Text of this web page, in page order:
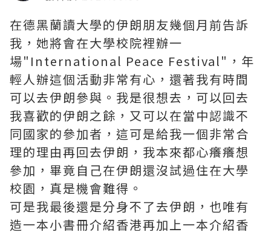
在德黑蘭讀大學的伊朗朋友幾個月前告訴
我，她將會在大學校院裡辦一
場"International Peace Festival"，年
輕人辦這個活動非常有心，還著我有時間
可以去伊朗參與。我是很想去，可以回去
我喜歡的伊朗之餘，又可以在當中認識不
同國家的參加者，這可是給我一個非常合
理的理由再回去伊朗，我本來都心癢癢想
參加，畢竟自己在伊朗還沒試過住在大學
校園，真是機會難得。
可是我最後還是分身不了去伊朗，也唯有
造一本小書冊介紹香港再加上一本介紹香